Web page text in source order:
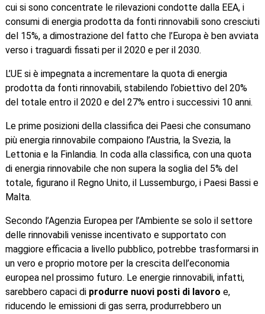
cui si sono concentrate le rilevazioni condotte dalla EEA, i
consumi di energia prodotta da fonti rinnovabili sono cresciuti
del 15%, a dimostrazione del fatto che l’Europa è ben avviata
verso i traguardi fissati per il 2020 e per il 2030.
L’UE si è impegnata a incrementare la quota di energia
prodotta da fonti rinnovabili, stabilendo l’obiettivo del 20%
del totale entro il 2020 e del 27% entro i successivi 10 anni.
Le prime posizioni della classifica dei Paesi che consumano
più energia rinnovabile compaiono l’Austria, la Svezia, la
Lettonia e la Finlandia. In coda alla classifica, con una quota
di energia rinnovabile che non supera la soglia del 5% del
totale, figurano il Regno Unito, il Lussemburgo, i Paesi Bassi e
Malta.
Secondo l’Agenzia Europea per l’Ambiente se solo il settore
delle rinnovabili venisse incentivato e supportato con
maggiore efficacia a livello pubblico, potrebbe trasformarsi in
un vero e proprio motore per la crescita dell’economia
europea nel prossimo futuro. Le energie rinnovabili, infatti,
sarebbero capaci di produrre nuovi posti di lavoro e,
riducendo le emissioni di gas serra, produrrebbero un